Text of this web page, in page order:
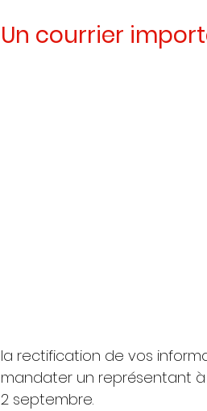
Un courrier
la rectification de vos
mandater un représentant
2 septembre.